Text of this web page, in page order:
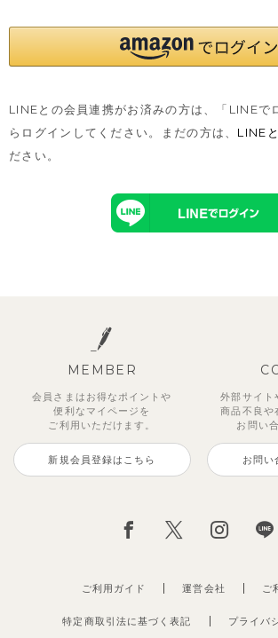
LINEとの会員連携がお済みの方は、「LINEで
らログインしてください。まだの方は、 LINE
ださい。
MEMBER
会員さまはお得なポイントや
便利な マイページを
ご利用いただけます。
新規会員登録はこちら
外部サイト
商品不良や
お問い
お問い
ご利用ガイド 運営会社
特定商取引法に基づく表記 プライバ
ご